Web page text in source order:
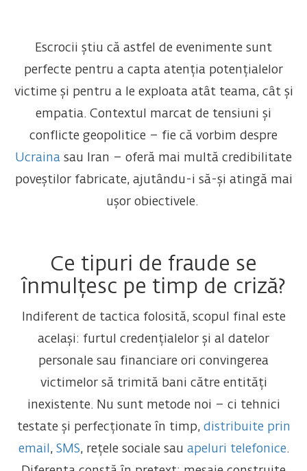
Escrocii știu că astfel de evenimente sunt
perfecte pentru a capta atenția potențialelor
victime și pentru a le exploata atât teama, cât și
empatia. Contextul marcat de tensiuni și
conflicte geopolitice – fie că vorbim despre
Ucraina sau Iran – oferă mai multă credibilitate
poveștilor fabricate, ajutându-i să-și atingă mai
ușor obiectivele.
Ce tipuri de fraude se
înmulțesc pe timp de criză?
Indiferent de tactica folosită, scopul final este
același: furtul credențialelor și al datelor
personale sau financiare ori convingerea
victimelor să trimită bani către entități
inexistente. Nu sunt metode noi – ci tehnici
testate și perfecționate în timp, distribuite prin
email , SMS, rețele sociale sau apeluri telefonice.